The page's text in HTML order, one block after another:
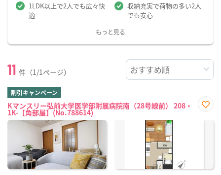
1LDK以上で2人でも広々快
適
収納充実で荷物の多い2人
でも安心
もっと見る
11 件（1/1ページ）
割引キャンペーン
Kマンスリー弘前大学医学部附属病院南（28号線前） 208・
1K-【角部屋】(No.788614)
に入